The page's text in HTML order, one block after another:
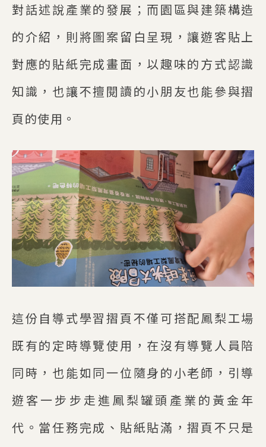
對話述說產業的發展；而園區與建築構造
的介紹，則將圖案留白呈現，讓遊客貼上
對應的貼紙完成畫面，以趣味的方式認識
知識，也讓不擅閱讀的小朋友也能參與摺
頁的使用。
這份自導式學習摺頁不僅可搭配鳳梨工場
既有的定時導覽使用，在沒有導覽人員陪
同時，也能如同一位隨身的小老師，引導
遊客一步步走進鳳梨罐頭產業的黃金年
代。當任務完成、貼紙貼滿，摺頁不只是